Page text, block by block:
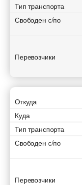
Тип транспорта
Свободен с/по
Перевозчики
Откуда
Куда
Тип транспорта
Свободен с/по
Перевозчики